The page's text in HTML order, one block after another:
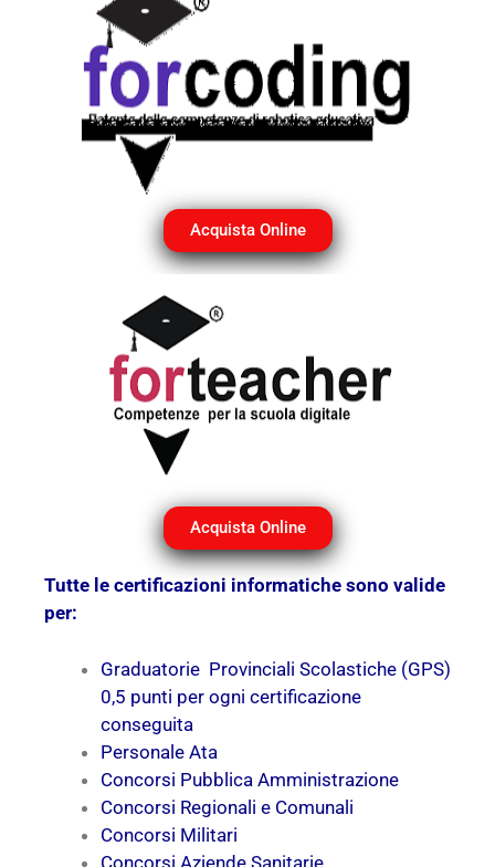
Acquista Online
Acquista Online
Tutte le certificazioni informatiche sono valide
per:
Graduatorie Provinciali Scolastiche (GPS)
0,5 punti per ogni certificazione
conseguita
Personale Ata
Concorsi Pubblica Amministrazione
Concorsi Regionali e Comunali
Concorsi Militari
Concorsi Aziende Sanitarie